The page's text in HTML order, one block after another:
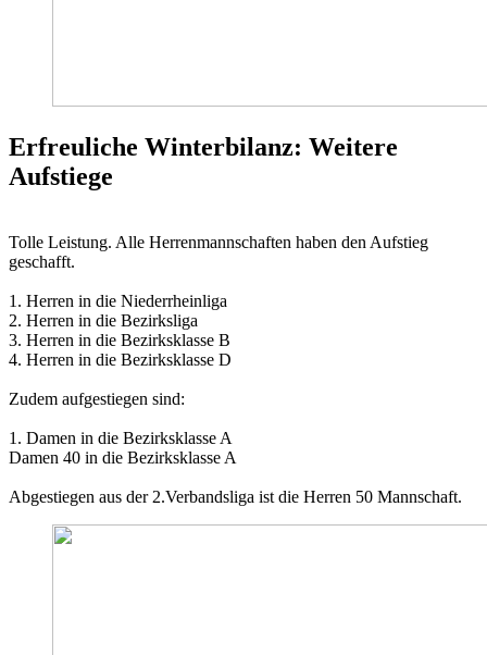
Erfreuliche Winterbilanz: Weitere
Aufstiege
Tolle Leistung. Alle Herrenmannschaften haben den Aufstieg
geschafft.
1. Herren in die Niederrheinliga
2. Herren in die Bezirksliga
3. Herren in die Bezirksklasse B
4. Herren in die Bezirksklasse D
Zudem aufgestiegen sind:
1. Damen in die Bezirksklasse A
Damen 40 in die Bezirksklasse A
Abgestiegen aus der 2.Verbandsliga ist die Herren 50 Mannschaft.